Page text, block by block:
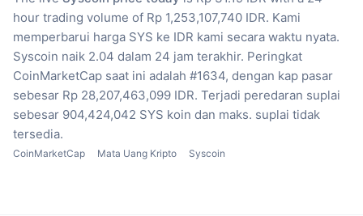
hour trading volume of Rp 1,253,107,740 IDR. Kami
memperbarui harga SYS ke IDR kami secara waktu nyata.
Syscoin naik 2.04 dalam 24 jam terakhir. Peringkat
CoinMarketCap saat ini adalah #1634, dengan kap pasar
sebesar Rp 28,207,463,099 IDR. Terjadi peredaran suplai
sebesar 904,424,042 SYS koin dan maks. suplai tidak
tersedia.
CoinMarketCap Mata Uang Kripto Syscoin